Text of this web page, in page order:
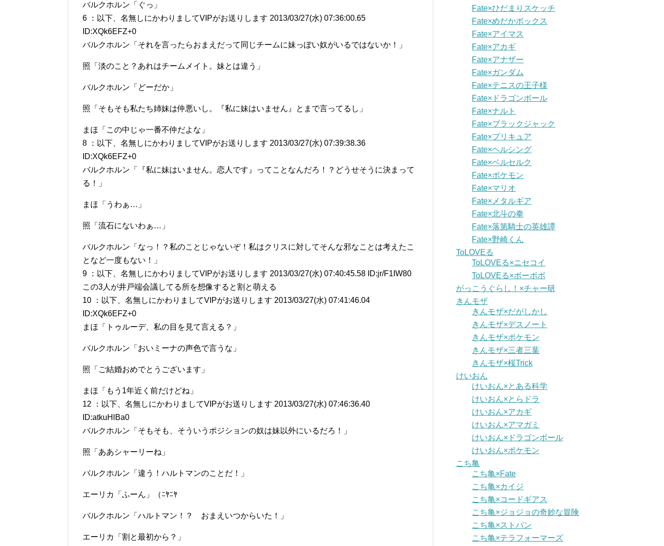
バルクホルン「ぐっ」
6 ：以下、名無しにかわりましてVIPがお送りします 2013/03/27(水) 07:36:00.65
ID:XQk6EFZ+0
バルクホルン「それを言ったらおまえだって同じチームに妹っぽい奴がいるではないか！」
照「淡のこと？あれはチームメイト。妹とは違う」
バルクホルン「どーだか」
照「そもそも私たち姉妹は仲悪いし。『私に妹はいません』とまで言ってるし」
まほ「この中じゃ一番不仲だよな」
8 ：以下、名無しにかわりましてVIPがお送りします 2013/03/27(水) 07:39:38.36
ID:XQk6EFZ+0
バルクホルン「『私に妹はいません。恋人です』ってことなんだろ！？どうせそうに決まって
る！」
まほ「うわぁ…」
照「流石にないわぁ…」
バルクホルン「なっ！？私のことじゃないぞ！私はクリスに対してそんな邪なことは考えたこ
となど一度もない！」
9 ：以下、名無しにかわりましてVIPがお送りします 2013/03/27(水) 07:40:45.58 ID:jr/F1IW80
この3人が井戸端会議してる所を想像すると割と萌える
10 ：以下、名無しにかわりましてVIPがお送りします 2013/03/27(水) 07:41:46.04
ID:XQk6EFZ+0
まほ「トゥルーデ、私の目を見て言える？」
バルクホルン「おいミーナの声色で言うな」
照「ご結婚おめでとうございます」
まほ「もう1年近く前だけどね」
12 ：以下、名無しにかわりましてVIPがお送りします 2013/03/27(水) 07:46:36.40
ID:atkuHlBa0
バルクホルン「そもそも、そういうポジションの奴は妹以外にいるだろ！」
照「ああシャーリーね」
バルクホルン「違う！ハルトマンのことだ！」
エーリカ「ふーん」（ﾆﾔﾆﾔ
バルクホルン「ハルトマン！？ おまえいつからいた！」
エーリカ「割と最初から？」
Fate×ひだまりスケッチ
Fate×めだかボックス
Fate×アイマス
Fate×アカギ
Fate×アナザー
Fate×ガンダム
Fate×テニスの王子様
Fate×ドラゴンボール
Fate×ナルト
Fate×ブラックジャック
Fate×プリキュア
Fate×ヘルシング
Fate×ベルセルク
Fate×ポケモン
Fate×マリオ
Fate×メタルギア
Fate×北斗の拳
Fate×落第騎士の英雄譚
Fate×野崎くん
ToLOVEる
ToLOVEる×ニセコイ
ToLOVEる×ボーボボ
がっこうぐらし！×チャー研
きんモザ
きんモザ×だがしかし
きんモザ×デスノート
きんモザ×ポケモン
きんモザ×三者三葉
きんモザ×桜Trick
けいおん
けいおん×とある科学
けいおん×とらドラ
けいおん×アカギ
けいおん×アマガミ
けいおん×ドラゴンボール
けいおん×ポケモン
こち亀
こち亀×Fate
こち亀×カイジ
こち亀×コードギアス
こち亀×ジョジョの奇妙な冒険
こち亀×ストパン
こち亀×テラフォーマーズ